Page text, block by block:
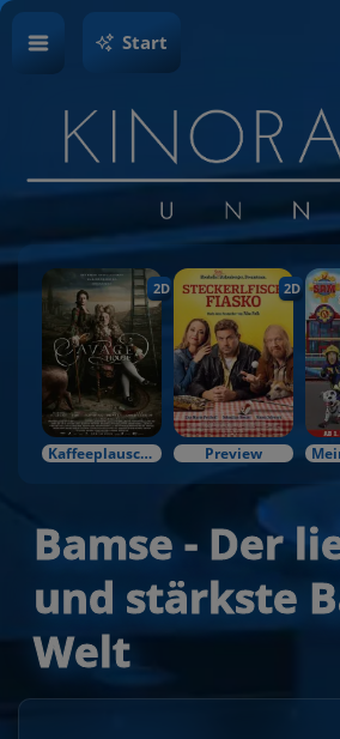
Start
2D
Kaffeeplausch & Kinozauber
2D
Preview
Bamse - Der
und stärkste
Welt